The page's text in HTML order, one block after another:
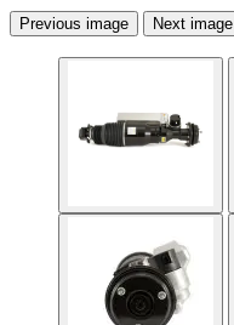
Previous image Next image